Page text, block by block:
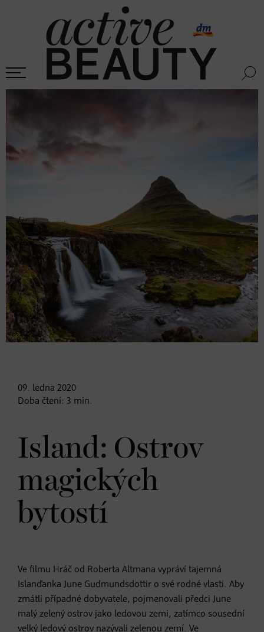
09. ledna 2020
Doba čtení: 3 min.
Island: Ostrov
magických
bytostí
Ve filmu Hráč od Roberta Altmana vypráví tajemná
Islanďanka June Gudmundsdottir o své rodné vlasti. Aby
zmátli případné dobyvatele, pojmenovali předci June
malý zelený ostrov jako ledovou zemi, zatímco sousední
velký ledový ostrov nazývali zelenou zemí. Ve